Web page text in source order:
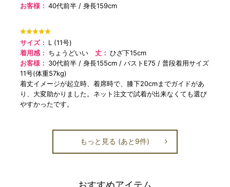
お客様：40代前半 身長159cm
サイズ： L (11号)
着用感： ちょうどいい 丈：ひざ下15cm
お客様： 30代前半 身長155cm バストE75
普段着用サイズ
11号(体重57kg)
着丈イメージが起立時、着席時で、膝下20cmまでガイドがあ
り、大変助かりました。ネット注文で試着が出来なくても選び
やすかったです。
もっと見る (あと9件)
おすすめアイテム